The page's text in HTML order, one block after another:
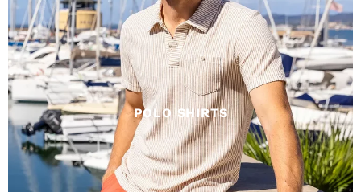
POLO SHIRTS